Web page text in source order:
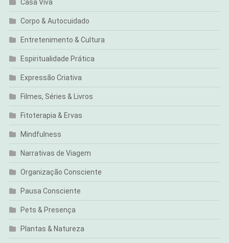
Casa Viva
Corpo & Autocuidado
Entretenimento & Cultura
Espiritualidade Prática
Expressão Criativa
Filmes, Séries & Livros
Fitoterapia & Ervas
Mindfulness
Narrativas de Viagem
Organização Consciente
Pausa Consciente
Pets & Presença
Plantas & Natureza